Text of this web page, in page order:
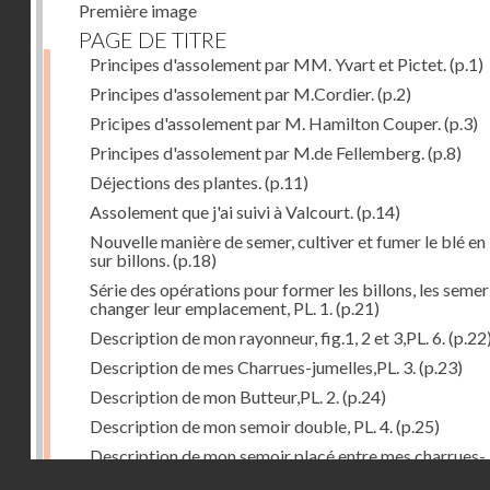
Première image
PAGE DE TITRE
Principes d'assolement par MM. Yvart et Pictet. (p.1)
Principes d'assolement par M.Cordier. (p.2)
Pricipes d'assolement par M. Hamilton Couper. (p.3)
Principes d'assolement par M.de Fellemberg. (p.8)
Déjections des plantes. (p.11)
Assolement que j'ai suivi à Valcourt. (p.14)
Nouvelle manière de semer, cultiver et fumer le blé en
sur billons. (p.18)
Série des opérations pour former les billons, les
changer leur emplacement, PL. 1. (p.21)
Description de mon rayonneur, fig.1, 2 et 3,PL. 6.
Description de mes Charrues-jumelles,PL. 3. (p.23)
Description de mon Butteur,PL. 2. (p.24)
Description de mon semoir double, PL. 4. (p.25)
Description de mon semoir placé entre mes charrues-